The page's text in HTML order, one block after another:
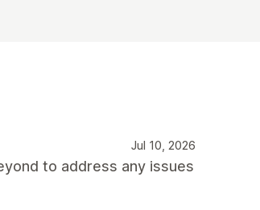
Jul 10, 2026
to address any issues